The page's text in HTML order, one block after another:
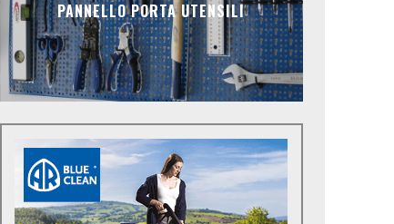
PANNELLO PORTA UTENSILI